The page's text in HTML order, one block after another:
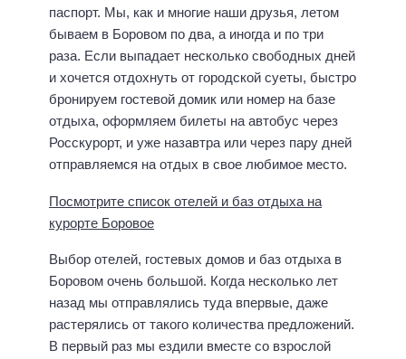
паспорт. Мы, как и многие наши друзья, летом
бываем в Боровом по два, а иногда и по три
раза. Если выпадает несколько свободных дней
и хочется отдохнуть от городской суеты, быстро
бронируем гостевой домик или номер на базе
отдыха, оформляем билеты на автобус через
Росскурорт, и уже назавтра или через пару дней
отправляемся на отдых в свое любимое место.
Посмотрите список отелей и баз отдыха на
курорте Боровое
Выбор отелей, гостевых домов и баз отдыха в
Боровом очень большой. Когда несколько лет
назад мы отправлялись туда впервые, даже
растерялись от такого количества предложений.
В первый раз мы ездили вместе со взрослой